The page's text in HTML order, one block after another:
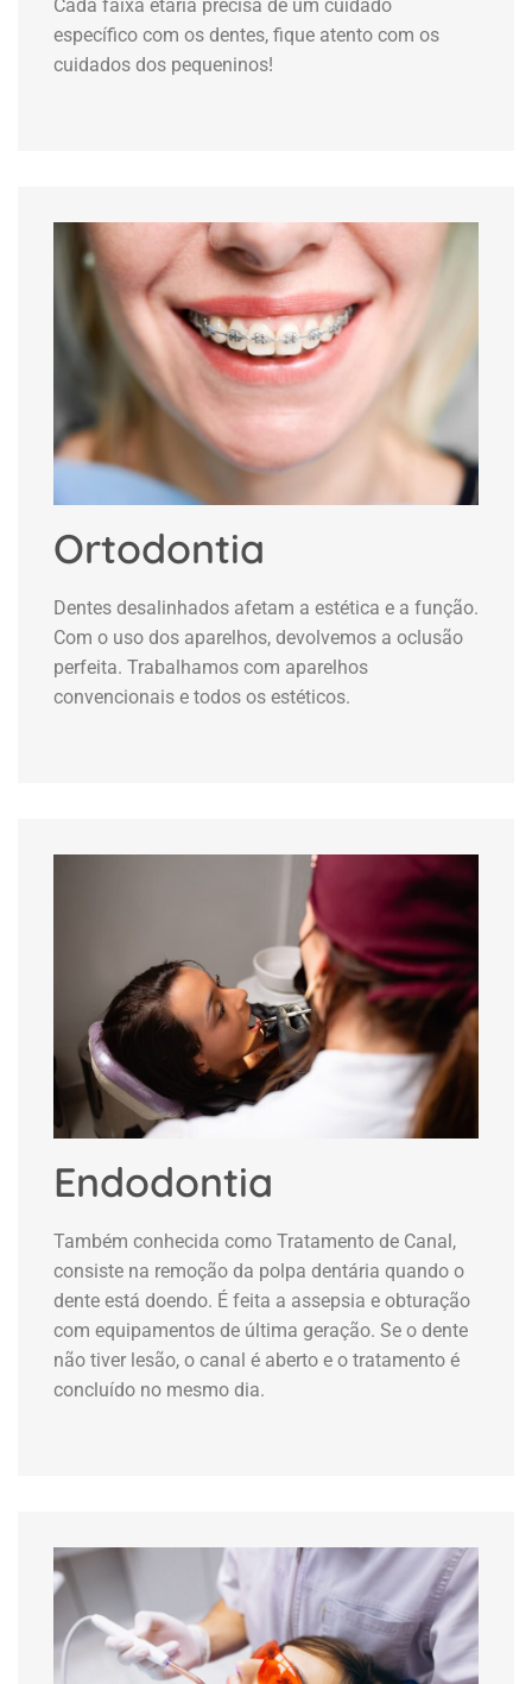
Cada faixa etária precisa de um cuidado
específico com os dentes, fique atento com os
cuidados dos pequeninos!
Ortodontia
Dentes desalinhados afetam a estética e a função.
Com o uso dos aparelhos, devolvemos a oclusão
perfeita. Trabalhamos com aparelhos
convencionais e todos os estéticos.
Endodontia
Também conhecida como Tratamento de Canal,
consiste na remoção da polpa dentária quando o
dente está doendo. É feita a assepsia e obturação
com equipamentos de última geração. Se o dente
não tiver lesão, o canal é aberto e o tratamento é
concluído no mesmo dia.